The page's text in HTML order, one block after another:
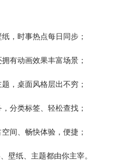
，时事热点每日同步；
有动画效果丰富场景；
，桌面风格层出不穷；
分类标签、轻松查找；
间、畅快体验，便捷；
壁纸、主题都由你主宰。